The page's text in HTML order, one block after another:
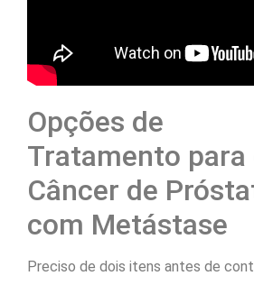
Opções de
Tratamento para
Câncer de
com Metástase
Preciso de dois itens antes de